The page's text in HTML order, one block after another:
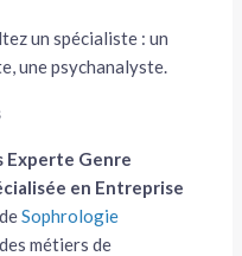
un spécialiste : un
une psychanalyste.
Experte Genre
en Entreprise
Sophrologie
métiers de